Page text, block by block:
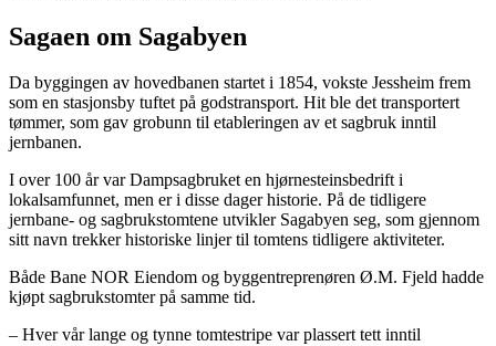
Sagaen om Sagabyen
Da byggingen av hovedbanen startet i 1854, vokste Jessheim frem
som en stasjonsby tuftet på godstransport. Hit ble det transportert
tømmer, som gav grobunn til etableringen av et sagbruk inntil
jernbanen.
I over 100 år var Dampsagbruket en hjørnesteinsbedrift i
lokalsamfunnet, men er i disse dager historie. På de tidligere
jernbane- og sagbrukstomtene utvikler Sagabyen seg, som gjennom
sitt navn trekker historiske linjer til tomtens tidligere aktiviteter.
Både Bane NOR Eiendom og byggentreprenøren Ø.M. Fjeld hadde
kjøpt sagbrukstomter på samme tid.
– Hver vår lange og tynne tomtestripe var plassert tett inntil